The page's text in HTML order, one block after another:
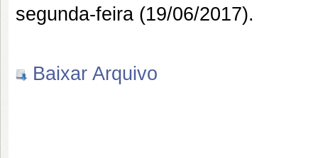
segunda-feira (19/06/2017).
Baixar Arquivo